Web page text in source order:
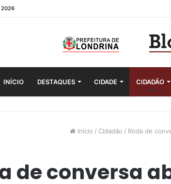
2026
INÍCIO DESTAQUES CIDADE CIDADÃO
Início / Cidadão / Roda de
de conversa